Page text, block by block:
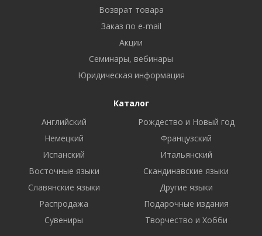
Возврат товара
Заказ по e-mail
Акции
Семинары, вебинары
Юридическая информация
Каталог
Английский
Рождество и Новый год
Немецкий
Французский
Испанский
Итальянский
Восточные языки
Скандинавские языки
Славянские языки
Другие языки
Распродажа
Подарочные издания
Сувениры
Творчество и Хобби